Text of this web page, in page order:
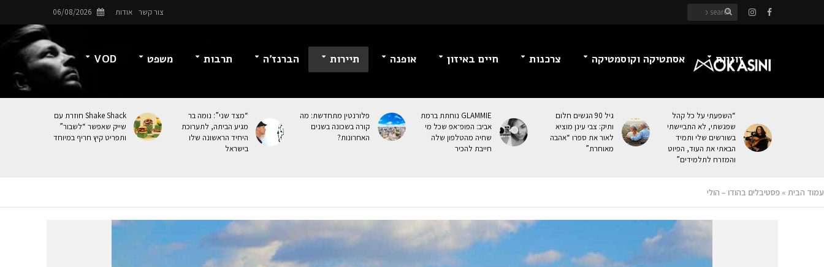
צור קשר אודות 06/08/2026
זוגיות אסתטיקה וקוסמטיקה צרכנות חיים באיזון אופנה תיירות הברנז’ה תרבות משפט VOD
“השפעתי על כל קהל
שפגשתי, לא התביישתי
בשורשים שלי ותמיד
הבאתי את העוּד, הפיוט
והמזרח לתלמידים”
גיל 90 הגשים חלום
ותיק: צבי עינן מוציא
לאור את ספרו “אהבה
מאוחרת”
GLAMMIE נוחתת ברמת
אביב: הפופ־אפ שכל מי
שחיה מהטלפון שלה
חייבת להכיר
פלורנטין מתחדשת: מה
קורה בשכונה בשנים
האחרונות?
“מצד שני”: נומה בר
מגיע הביתה, לתערוכת
היחיד הראשונה שלו
בישראל
Shake Shack חוזרת עם
שייק שאפשר “לשבור”
ותפריט קיץ חריף במיוחד
עמוד הבית » פסטיבלים בהודו – הולי